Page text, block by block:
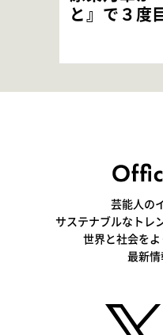
と』で３度
「お邪魔
感覚です
芸能人の
サステナブルなトレ
世界と社会を
最新情